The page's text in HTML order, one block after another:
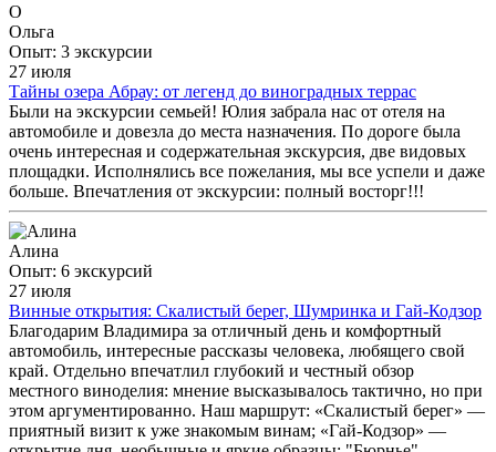
О
Ольга
Опыт: 3 экскурсии
27 июля
Тайны озера Абрау: от легенд до виноградных террас
Были на экскурсии семьей! Юлия забрала нас от отеля на
автомобиле и довезла до места назначения. По дороге была
очень интересная и содержательная экскурсия, две видовых
площадки. Исполнялись все пожелания, мы все успели и даже
больше. Впечатления от экскурсии: полный восторг!!!
Алина
Опыт: 6 экскурсий
27 июля
Винные открытия: Скалистый берег, Шумринка и Гай-Кодзор
Благодарим Владимира за отличный день и комфортный
автомобиль, интересные рассказы человека, любящего свой
край. Отдельно впечатлил глубокий и честный обзор
местного виноделия: мнение высказывалось тактично, но при
этом аргументированно. Наш маршрут: «Скалистый берег» —
приятный визит к уже знакомым винам; «Гай-Кодзор» —